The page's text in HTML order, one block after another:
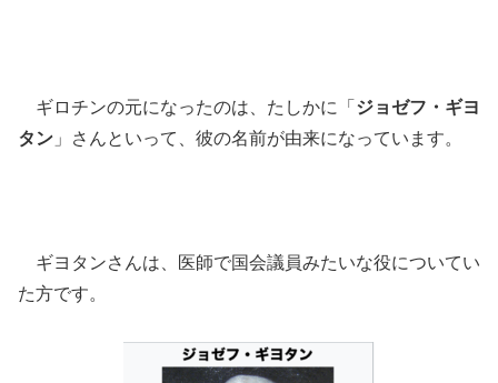
ギロチンの元になったのは、たしかに「 ジョゼフ・ギヨ
タン 」さんといって、彼の名前が由来になっています。
ギヨタンさんは、医師で国会議員みたいな役についてい
た方です。